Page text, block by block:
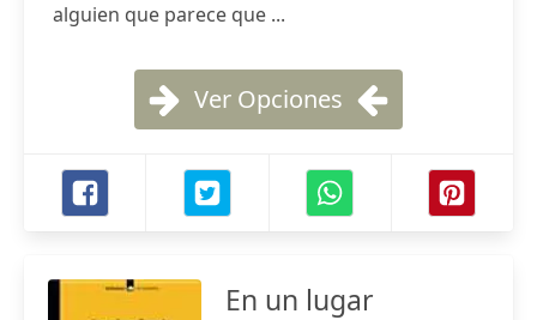
alguien que parece que ...
Ver Opciones
En un lugar